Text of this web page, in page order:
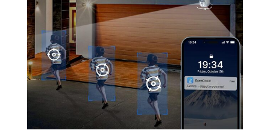
sur plusieurs
appareils (PC,
smartphones,
tablettes) pour
regarder des
vidéos en direct,
lire ou télécharger
des
enregistrements
où que vous soyez.
De plus, vous